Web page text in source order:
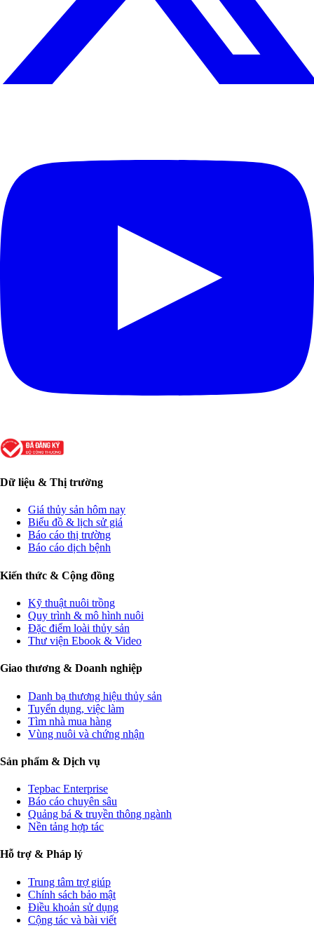
Dữ liệu & Thị trường
Giá thủy sản hôm nay
Biểu đồ & lịch sử giá
Báo cáo thị trường
Báo cáo dịch bệnh
Kiến thức & Cộng đồng
Kỹ thuật nuôi trồng
Quy trình & mô hình nuôi
Đặc điểm loài thủy sản
Thư viện Ebook & Video
Giao thương & Doanh nghiệp
Danh bạ thương hiệu thủy sản
Tuyển dụng, việc làm
Tìm nhà mua hàng
Vùng nuôi và chứng nhận
Sản phẩm & Dịch vụ
Tepbac Enterprise
Báo cáo chuyên sâu
Quảng bá & truyền thông ngành
Nền tảng hợp tác
Hỗ trợ & Pháp lý
Trung tâm trợ giúp
Chính sách bảo mật
Điều khoản sử dụng
Cộng tác và bài viết